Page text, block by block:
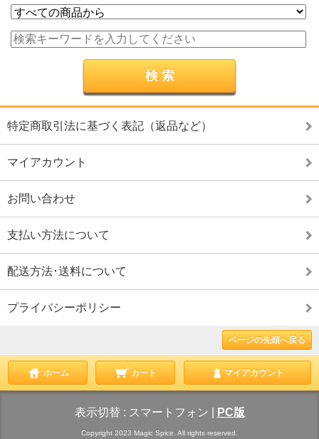
特定商取引法に基づく表記（返品など）
マイアカウント
お問い合わせ
支払い方法について
配送方法･送料について
プライバシーポリシー
ページの先頭へ戻る
ホーム カート マイアカウント
表示切替 : スマートフォン PC版
Copyright 2023 Magic Spice. All rights reserved.